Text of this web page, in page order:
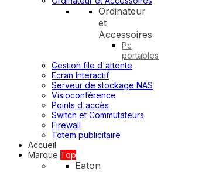
Ordinateur
et
Accessoires
Pc
portables
Gestion file d'attente
Ecran Interactif
Serveur de stockage NAS
Visioconférence
Points d'accès
Switch et Commutateurs
Firewall
Totem publicitaire
Accueil
Marque Top
Eaton